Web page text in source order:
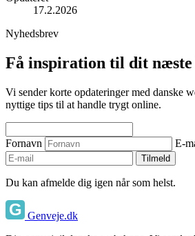
17.2.2026
Nyhedsbrev
Få inspiration til dit næste
Vi sender korte opdateringer med danske
nyttige tips til at handle trygt online.
Fornavn E-
Tilmeld
Du kan afmelde dig igen når som helst.
Genveje.dk